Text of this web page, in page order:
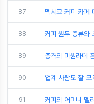
87 멕시코 커피 카페
88 커피 원두 종류와
89 충격의 미원라떼
90 업계 사람도 잘 모
91 커피의 어머니 멜